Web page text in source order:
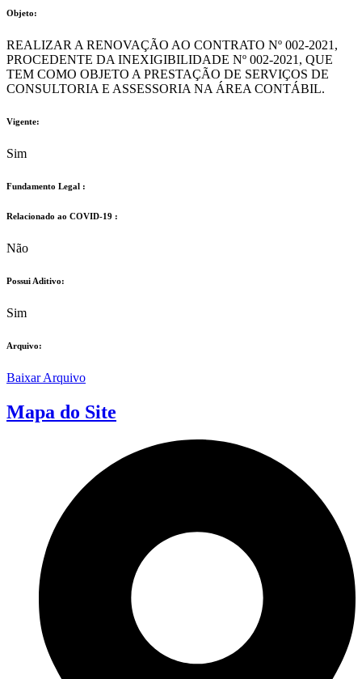
Objeto:
REALIZAR A RENOVAÇÃO AO CONTRATO Nº 002-2021,
PROCEDENTE DA INEXIGIBILIDADE Nº 002-2021, QUE
TEM COMO OBJETO A PRESTAÇÃO DE SERVIÇOS DE
CONSULTORIA E ASSESSORIA NA ÁREA CONTÁBIL.
Vigente:
Sim
Fundamento Legal :​
Relacionado ao COVID-19 :​
Não
Possui Aditivo:​
Sim
Arquivo:
Baixar Arquivo
Mapa do Site